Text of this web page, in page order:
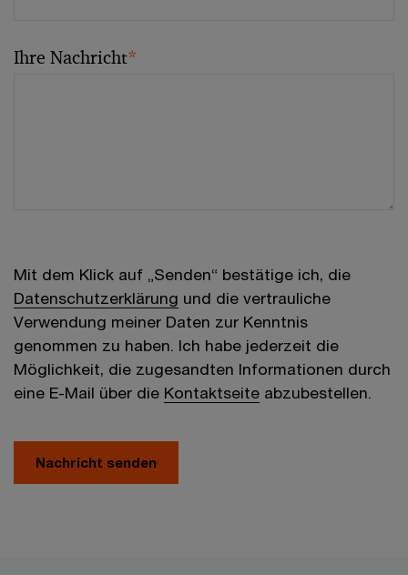
Ihre Nachricht*
Mit dem Klick auf „Senden“ bestätige ich, die
Datenschutzerklärung und die vertrauliche
Verwendung meiner Daten zur Kenntnis
genommen zu haben. Ich habe jederzeit die
Möglichkeit, die zugesandten Informationen durch
eine E-Mail über die Kontaktseite abzubestellen.
Nachricht senden